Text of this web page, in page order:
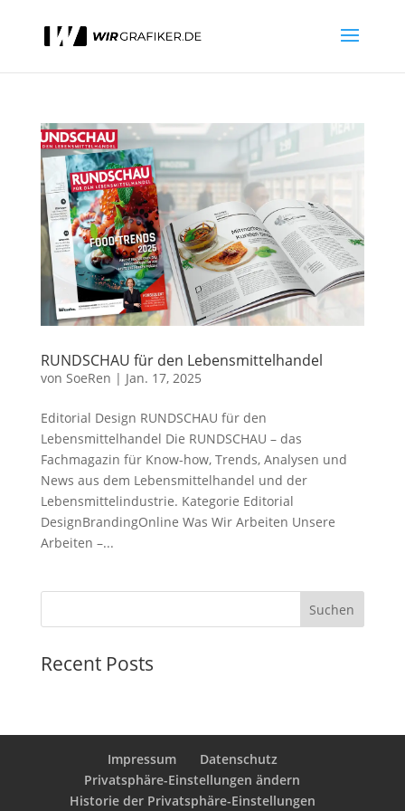
RUNDSCHAU für den Lebensmittelhandel
von SoeRen | Jan. 17, 2025
Editorial Design RUNDSCHAU für den
Lebensmittelhandel Die RUNDSCHAU – das
Fachmagazin für Know-how, Trends, Analysen und
News aus dem Lebensmittelhandel und der
Lebensmittelindustrie. Kategorie Editorial
DesignBrandingOnline Was Wir Arbeiten Unsere
Arbeiten –...
Suchen
Recent Posts
Impressum
Datenschutz
Privatsphäre-Einstellungen ändern
Historie der Privatsphäre-Einstellungen